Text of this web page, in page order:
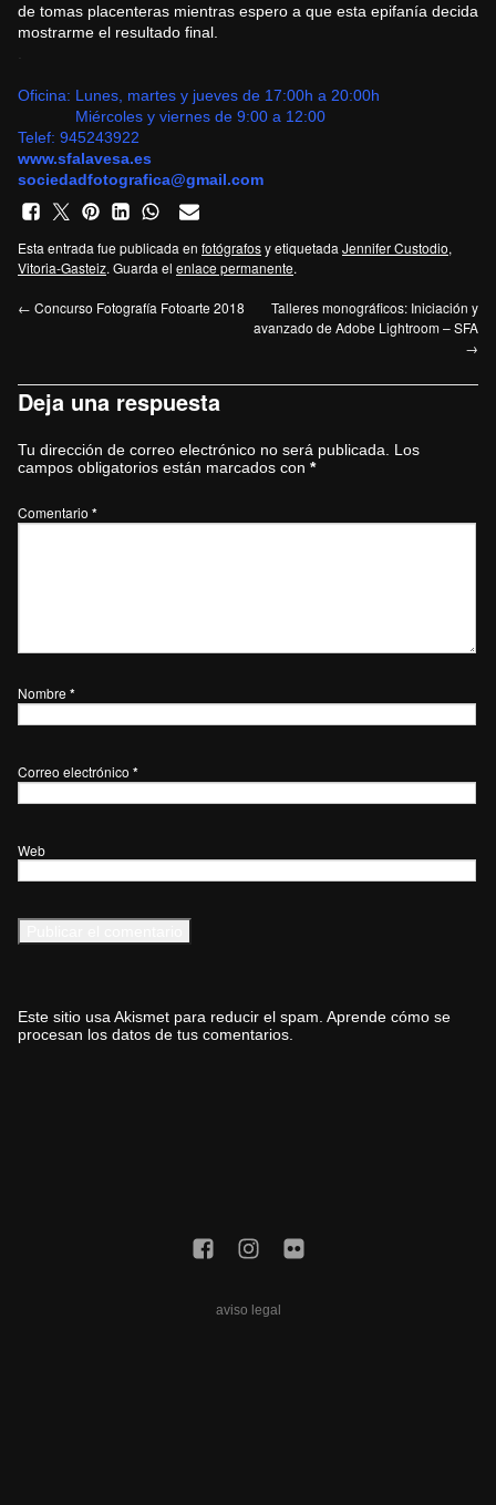
de tomas placenteras mientras espero a que esta epifanía decida
mostrarme el resultado final.
Oficina: Lunes, martes y jueves de 17:00h a 20:00h
Miércoles y viernes de 9:00 a 12:00
Telef: 945243922
www.sfalavesa.es
sociedadfotografica@gmail.com
Esta entrada fue publicada en fotógrafosy etiquetada Jennifer Custodio,
Vitoria-Gasteiz. Guarda el enlace permanente.
← Concurso Fotografía Fotoarte 2018
Talleres monográficos: Iniciación y
avanzado de Adobe Lightroom – SFA
→
Deja una respuesta
Tu dirección de correo electrónico no será publicada.
Los
campos obligatorios están marcados con *
Comentario *
Nombre *
Correo electrónico *
Web
Este sitio usa Akismet para reducir el spam. Aprende cómo se
procesan los datos de tus comentarios.
aviso legal